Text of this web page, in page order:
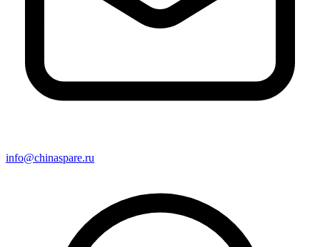
info@chinaspare.ru